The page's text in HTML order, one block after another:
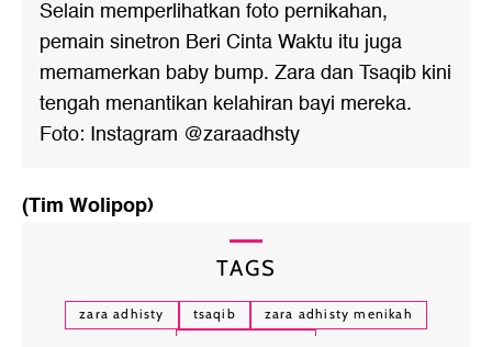
Selain memperlihatkan foto pernikahan,
pemain sinetron Beri Cinta Waktu itu juga
memamerkan baby bump. Zara dan Tsaqib kini
tengah menantikan kelahiran bayi mereka.
Foto: Instagram @zaraadhsty
(Tim Wolipop)
TAGS
zara adhisty tsaqib
zara adhisty menikah